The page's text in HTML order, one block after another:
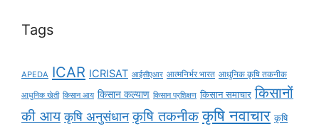
Tags
APEDA ICAR ICRISAT आईसीएआर आत्मनिर्भर भारत आधुनिक कृषि तकनीक
आधुनिक खेती किसान आय किसान कल्याण किसान प्रशिक्षण किसान समाचार किसानों
की आय कृषि अनुसंधान कृषि तकनीक कृषि नवाचार कृषि